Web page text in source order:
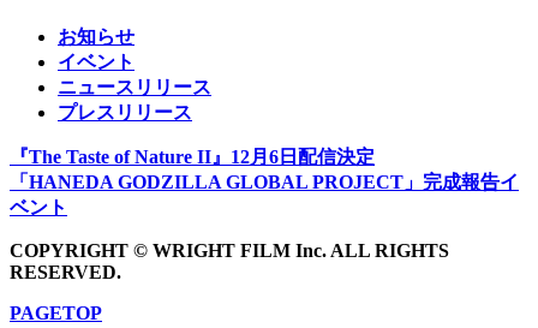
お知らせ
イベント
ニュースリリース
プレスリリース
『The Taste of Nature II』12月6日配信決定
「HANEDA GODZILLA GLOBAL PROJECT」完成報告イ
ベント
COPYRIGHT © WRIGHT FILM Inc. ALL RIGHTS
RESERVED.
PAGETOP